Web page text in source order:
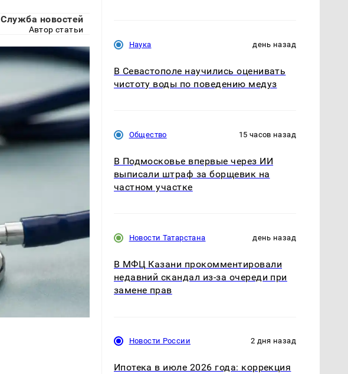
Служба новостей
Автор статьи
Наука день назад
В Севастополе научились оценивать
чистоту воды по поведению медуз
Общество 15 часов назад
В Подмосковье впервые через ИИ
выписали штраф за борщевик на
частном участке
Новости Татарстана день назад
В МФЦ Казани прокомментировали
недавний скандал из-за очереди при
замене прав
Новости России 2 дня назад
Ипотека в июле 2026 года: коррекция